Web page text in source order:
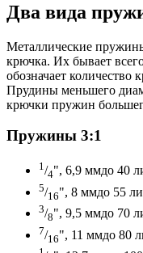
Два вида
Металлические
крючка. Их бывает
обозначает
Прудины меньшего
крючки пружин
Пружины 3:1
1/4", 6,9 ммдо 40
5/16", 8 ммдо 55
3/8", 9,5 ммдо 70
7/16", 11 ммдо 80